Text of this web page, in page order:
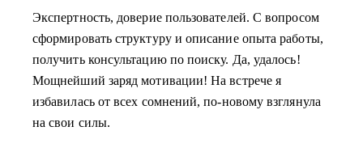
Экспертность, доверие пользователей. С вопросом
сформировать структуру и описание опыта работы,
получить консультацию по поиску. Да, удалось!
Мощнейший заряд мотивации! На встрече я
избавилась от всех сомнений, по-новому взглянула
на свои силы.